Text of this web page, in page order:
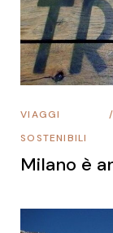
VIAGGI
SOSTENIBILI
Milano è